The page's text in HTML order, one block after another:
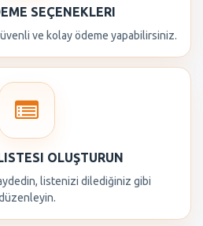
SEÇENEKLERI
ve kolay ödeme yapabilirsiniz.
OLUŞTURUN
listenizi dilediğiniz gibi